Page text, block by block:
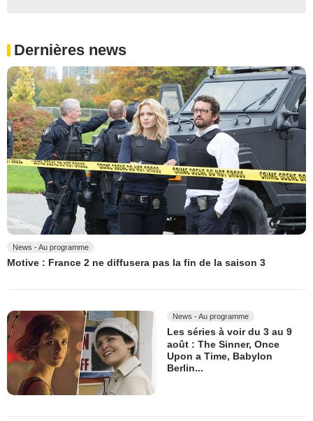
Dernières news
News - Au programme
Motive : France 2 ne diffusera pas la fin de la saison 3
News - Au programme
Les séries à voir du 3 au 9
août : The Sinner, Once
Upon a Time, Babylon
Berlin...